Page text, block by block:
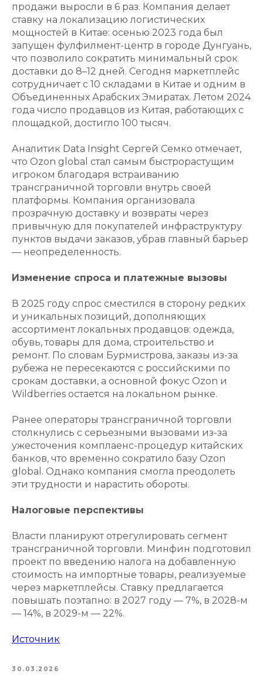
продажи выросли в 6 раз. Компания делает
ставку на локализацию логистических
мощностей в Китае: осенью 2023 года был
запущен фулфилмент-центр в городе Дунгуань,
что позволило сократить минимальный срок
доставки до 8–12 дней. Сегодня маркетплейс
сотрудничает с 10 складами в Китае и одним в
Объединенных Арабских Эмиратах. Летом 2024
года число продавцов из Китая, работающих с
площадкой, достигло 100 тысяч.
Аналитик Data Insight Сергей Семко отмечает,
что Ozon global стал самым быстрорастущим
игроком благодаря встраиванию
трансграничной торговли внутрь своей
платформы. Компания организовала
прозрачную доставку и возвраты через
привычную для покупателей инфраструктуру
пунктов выдачи заказов, убрав главный барьер
— неопределенность.
Изменение спроса и платежные вызовы
В 2025 году спрос сместился в сторону редких
и уникальных позиций, дополняющих
ассортимент локальных продавцов: одежда,
обувь, товары для дома, строительство и
ремонт. По словам Бурмистрова, заказы из-за
рубежа не пересекаются с российскими по
срокам доставки, а основной фокус Ozon и
Wildberries остается на локальном рынке.
Ранее операторы трансграничной торговли
столкнулись с серьезными вызовами из-за
ужесточения комплаенс-процедур китайских
банков, что временно сократило базу Ozon
global. Однако компания смогла преодолеть
эти трудности и нарастить обороты.
Налоговые перспективы
Власти планируют отрегулировать сегмент
трансграничной торговли. Минфин подготовил
проект по введению налога на добавленную
стоимость на импортные товары, реализуемые
через маркетплейсы. Ставку предлагается
повышать поэтапно: в 2027 году — 7%, в 2028-м
— 14%, в 2029-м — 22%.
Источник
30.03.2026